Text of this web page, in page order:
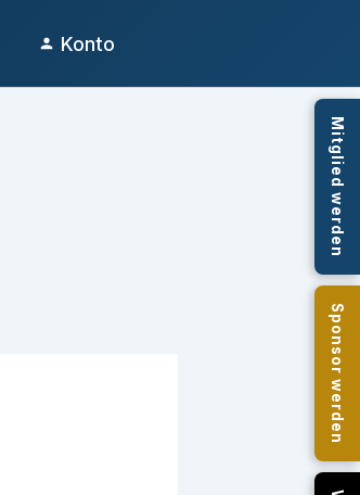
Konto
Mitglied werden
Sponsor werden